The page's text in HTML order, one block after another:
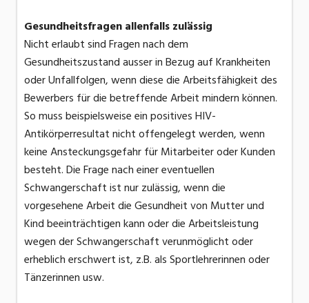
Gesundheitsfragen allenfalls zulässig
Nicht erlaubt sind Fragen nach dem
Gesundheitszustand ausser in Bezug auf Krankheiten
oder Unfallfolgen, wenn diese die Arbeitsfähigkeit des
Bewerbers für die betreffende Arbeit mindern können.
So muss beispielsweise ein positives HIV-
Antikörperresultat nicht offengelegt werden, wenn
keine Ansteckungsgefahr für Mitarbeiter oder Kunden
besteht. Die Frage nach einer eventuellen
Schwangerschaft ist nur zulässig, wenn die
vorgesehene Arbeit die Gesundheit von Mutter und
Kind beeinträchtigen kann oder die Arbeitsleistung
wegen der Schwangerschaft verunmöglicht oder
erheblich erschwert ist, z.B. als Sportlehrerinnen oder
Tänzerinnen usw.